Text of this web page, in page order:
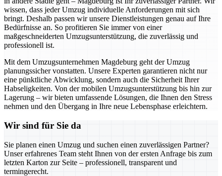
wissen, dass jeder Umzug individuelle Anforderungen mit sich
bringt. Deshalb passen wir unsere Dienstleistungen genau auf Ihre
Bedürfnisse an. So profitieren Sie immer von einer
maßgeschneiderten Umzugsunterstützung, die zuverlässig und
professionell ist.
Mit dem Umzugsunternehmen Magdeburg geht der Umzug
planungssicher vonstatten. Unsere Experten garantieren nicht nur
eine pünktliche Abwicklung, sondern auch die Sicherheit Ihrer
Habseligkeiten. Von der mobilen Umzugsunterstützung bis hin zur
Lagerung – wir bieten umfassende Lösungen, die Ihnen den Stress
nehmen und den Übergang in Ihre neue Lebensphase erleichtern.
Wir sind für Sie da
Sie planen einen Umzug und suchen einen zuverlässigen Partner?
Unser erfahrenes Team steht Ihnen von der ersten Anfrage bis zum
letzten Karton zur Seite – professionell, transparent und
termingerecht.